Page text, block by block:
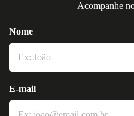
Acompanhe
Nome
E-mail